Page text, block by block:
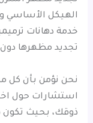
الهيكل الأساسي
خدمة دهانات
تجديد مظهرها
نحن نؤمن بأن كل
استشارات حول
ذوقك، بحيث